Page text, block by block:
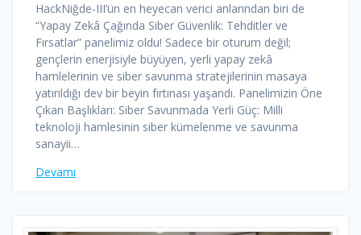
HackNiğde-III’ün en heyecan verici anlarından biri de
“Yapay Zekâ Çağında Siber Güvenlik: Tehditler ve
Fırsatlar” panelimiz oldu! Sadece bir oturum değil;
gençlerin enerjisiyle büyüyen, yerli yapay zekâ
hamlelerinin ve siber savunma stratejilerinin masaya
yatırıldığı dev bir beyin fırtınası yaşandı. Panelimizin Öne
Çıkan Başlıkları: Siber Savunmada Yerli Güç: Milli
teknoloji hamlesinin siber kümelenme ve savunma
sanayii…
Devamı